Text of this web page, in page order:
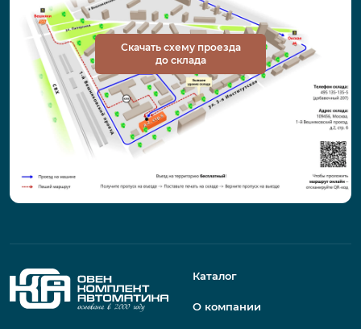
Скачать схему проезда
до склада
Каталог
О компании